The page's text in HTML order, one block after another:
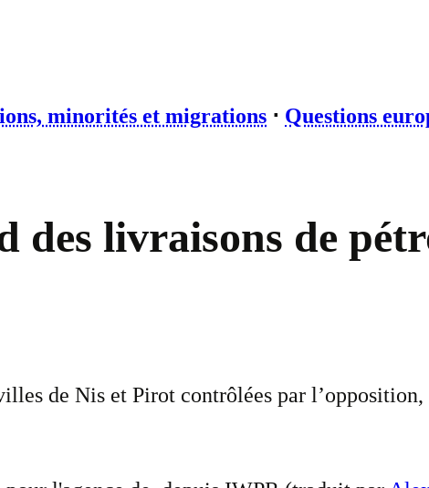
minorités et migrations ⋅ Questions
des livraisons de
de Nis et Pirot contrôlées par